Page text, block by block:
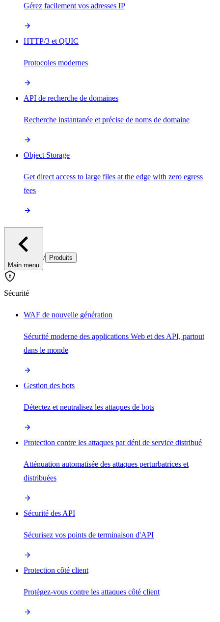
Gérez facilement vos adresses IP
HTTP/3 et QUIC
Protocoles modernes
API de recherche de domaines
Recherche instantanée et précise de noms de domaine
Object Storage
Get direct access to large files at the edge with zero egress
fees
Main menu
/ Produits
Sécurité
WAF de nouvelle génération
Sécurité moderne des applications Web et des API, partout
dans le monde
Gestion des bots
Détectez et neutralisez les attaques de bots
Protection contre les attaques par déni de service distribué
Atténuation automatisée des attaques perturbatrices et
distribuées
Sécurité des API
Sécurisez vos points de terminaison d'API
Protection côté client
Protégez-vous contre les attaques côté client